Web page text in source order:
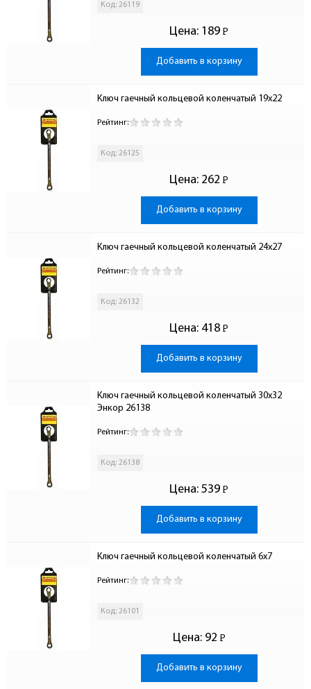
Код: 26119
Цена: 189 Р
-
Добавить в корзину
Ключ гаечный кольцевой коленчатый 19х22
Рейтинг:
Код: 26125
Цена: 262 Р
-
Добавить в корзину
Ключ гаечный кольцевой коленчатый 24х27
Рейтинг:
Код: 26132
Цена: 418 Р
-
Добавить в корзину
Ключ гаечный кольцевой коленчатый 30х32
Энкор 26138
Рейтинг:
Код: 26138
Цена: 539 Р
-
Добавить в корзину
Ключ гаечный кольцевой коленчатый 6х7
Рейтинг:
Код: 26101
Цена: 92 Р
-
Добавить в корзину